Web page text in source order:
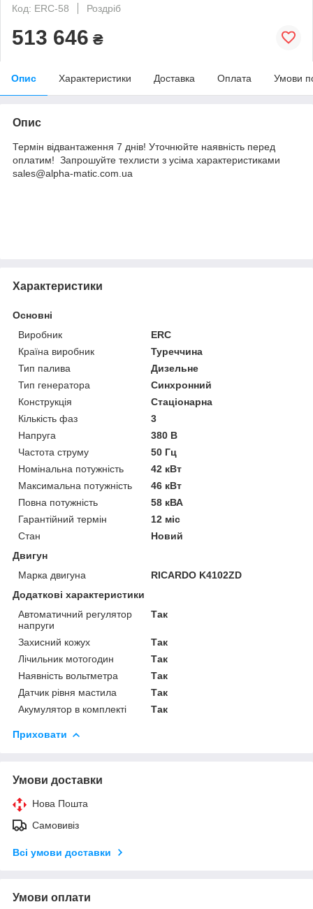
Код: ERC-58
Роздріб
513 646 ₴
Опис Характеристики Доставка Оплата Умови
Опис
Термін відвантаження 7 днів! Уточнюйте наявність перед
оплатим! Запрошуйте техлисти з усіма характеристиками
sales@alpha-matic.com.ua
Характеристики
Основні
Виробник
ERC
Країна виробник
Туреччина
Тип палива
Дизельне
Тип генератора
Синхронний
Конструкція
Стаціонарна
Кількість фаз
3
Напруга
380 В
Частота струму
50 Гц
Номінальна потужність
42 кВт
Максимальна потужність
46 кВт
Повна потужність
58 кВА
Гарантійний термін
12 міс
Стан
Новий
Двигун
Марка двигуна
RICARDO K4102ZD
Додаткові характеристики
Автоматичний регулятор
напруги
Так
Захисний кожух
Так
Лічильник мотогодин
Так
Наявність вольтметра
Так
Датчик рівня мастила
Так
Акумулятор в комплекті
Так
Приховати
Умови доставки
Нова Пошта
Самовивіз
Всі умови доставки
Умови оплати